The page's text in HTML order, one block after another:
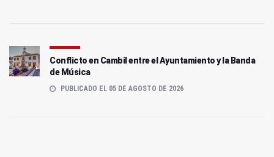
Conflicto en Cambil entre el Ayuntamiento y la Banda
de Música
PUBLICADO EL 05 DE AGOSTO DE 2026